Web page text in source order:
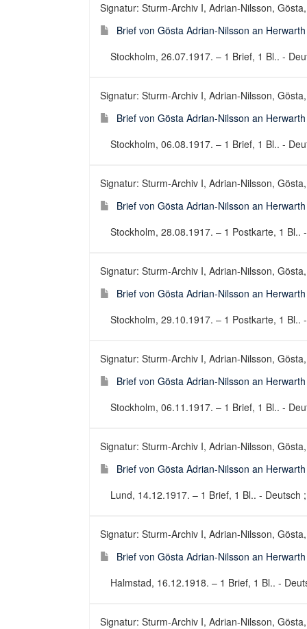
Signatur: Sturm-Archiv I, Adrian-Nilsson,
Brief von Gösta Adrian-Nilsson an
Stockholm, 26.07.1917. – 1 Brief, 1 Bl.. -
Signatur: Sturm-Archiv I, Adrian-Nilsson,
Brief von Gösta Adrian-Nilsson an
Stockholm, 06.08.1917. – 1 Brief, 1 Bl.. -
Signatur: Sturm-Archiv I, Adrian-Nilsson,
Brief von Gösta Adrian-Nilsson an
Stockholm, 28.08.1917. – 1 Postkarte, 1
Signatur: Sturm-Archiv I, Adrian-Nilsson,
Brief von Gösta Adrian-Nilsson an
Stockholm, 29.10.1917. – 1 Postkarte, 1
Signatur: Sturm-Archiv I, Adrian-Nilsson,
Brief von Gösta Adrian-Nilsson an
Stockholm, 06.11.1917. – 1 Brief, 1 Bl.. -
Signatur: Sturm-Archiv I, Adrian-Nilsson,
Brief von Gösta Adrian-Nilsson an
Lund, 14.12.1917. – 1 Brief, 1 Bl.. - Deutsch
Signatur: Sturm-Archiv I, Adrian-Nilsson,
Brief von Gösta Adrian-Nilsson an
Halmstad, 16.12.1918. – 1 Brief, 1 Bl.. -
Signatur: Sturm-Archiv I, Adrian-Nilsson,